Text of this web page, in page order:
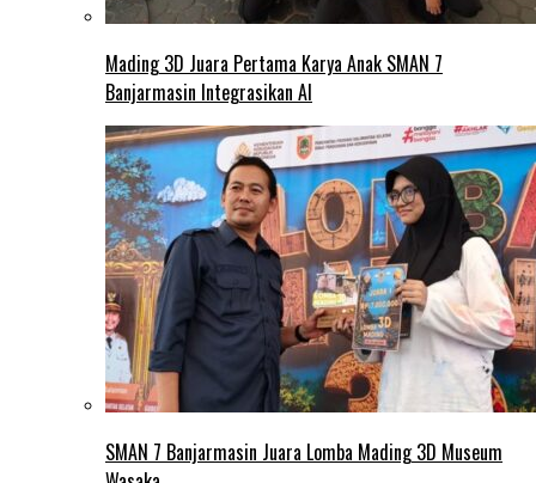
Mading 3D Juara Pertama Karya Anak SMAN 7
Banjarmasin Integrasikan AI
SMAN 7 Banjarmasin Juara Lomba Mading 3D Museum